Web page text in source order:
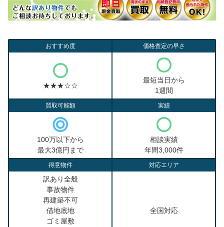
おすすめ度
★★★☆☆
価格査定の早さ
最短当日から
1週間
買取可能額
100万以下から
最大3億円まで
実績
相談実績
年間3,000件
得意物件
訳あり全般
事故物件
再建築不可
借地底地
ゴミ屋敷
対応エリア
全国対応